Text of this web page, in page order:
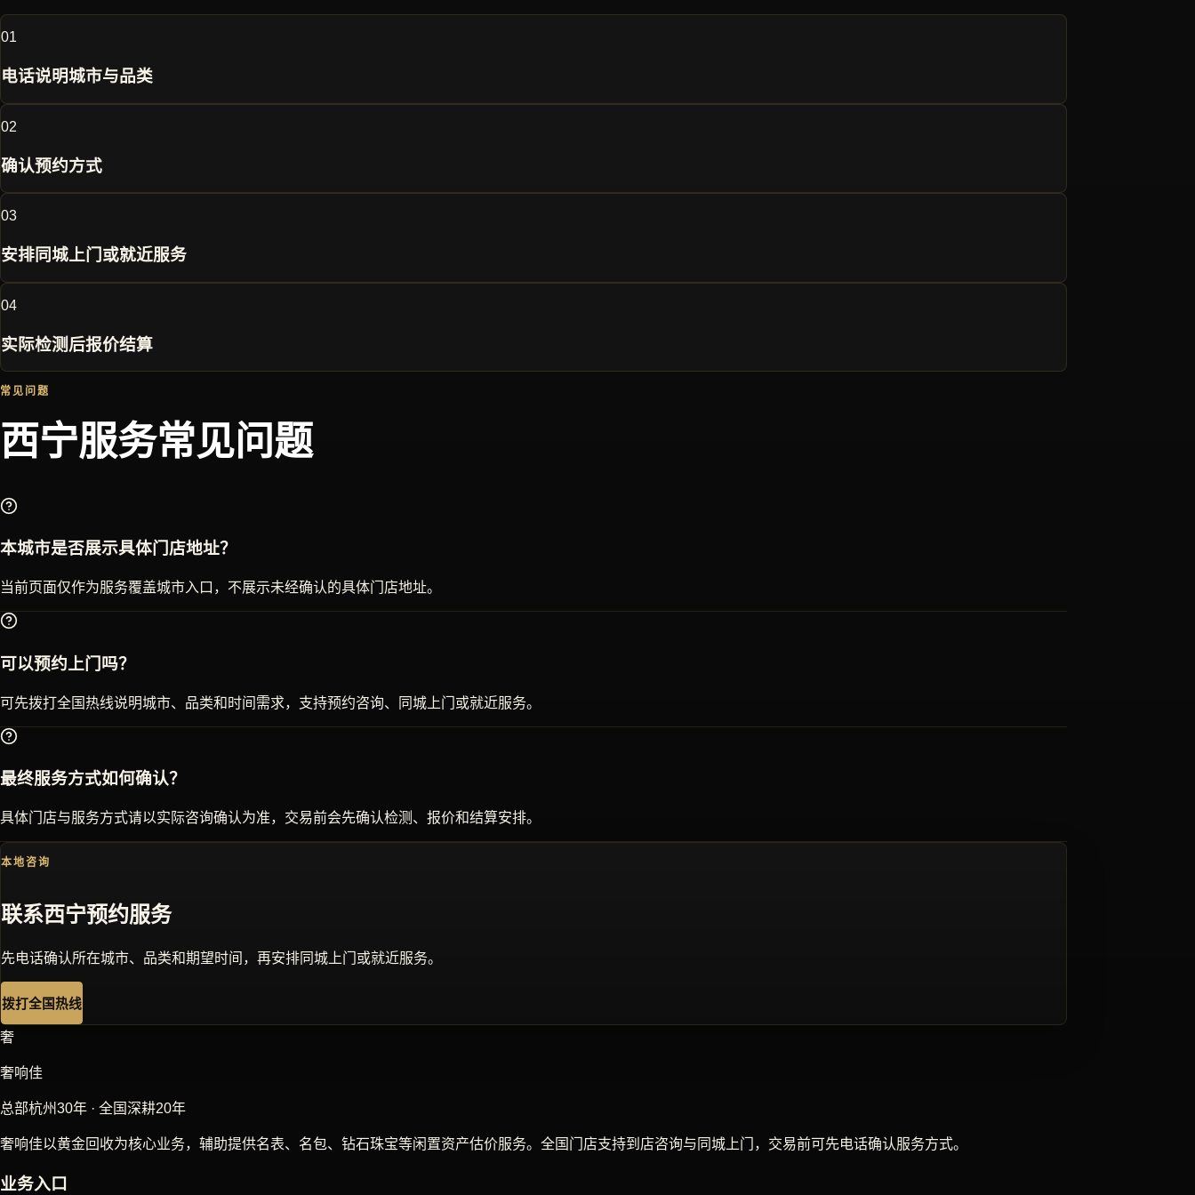
01
电话说明城市与品类
02
确认预约方式
03
安排同城上门或就近服务
04
实际检测后报价结算
常见问题
西宁服务常见问题
本城市是否展示具体门店地址？
当前页面仅作为服务覆盖城市入口，不展示未经确认的具体门店地址。
可以预约上门吗？
可先拨打全国热线说明城市、品类和时间需求，支持预约咨询、同城上门或就近服务。
最终服务方式如何确认？
具体门店与服务方式请以实际咨询确认为准，交易前会先确认检测、报价和结算安排。
本地咨询
联系西宁预约服务
先电话确认所在城市、品类和期望时间，再安排同城上门或就近服务。
拨打全国热线
奢
奢响佳
总部杭州30年 · 全国深耕20年
奢响佳以黄金回收为核心业务，辅助提供名表、名包、钻石珠宝等闲置资产估价服务。全国门店支持到店咨询与同城上门，交易前可先电话确认服务方式。
业务入口